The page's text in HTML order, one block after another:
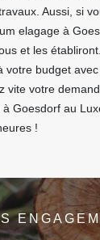
Aussi, si
elagage à
et les
votre budget
vite votre
Goesdorf au
!